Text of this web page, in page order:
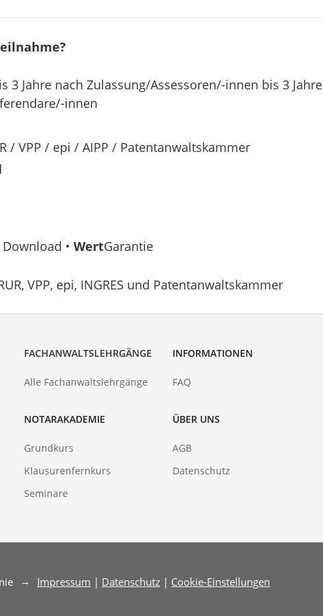
3 Jahre nach Zulassung/Assessoren/-innen bis 3 Jahre
innen
/ VPP / epi / AIPP / Patentanwaltskammer
• WertGarantie
VPP, epi, INGRES und Patentanwaltskammer
FACHANWALTSLEHRGÄNGE
Alle Fachanwaltslehrgänge
NOTARAKADEMIE
Grundkurs
Klausurenfernkurs
Seminare
INFORMATIONEN
FAQ
ÜBER UNS
AGB
Datenschutz
Impressum | Datenschutz | Cookie-Einstellungen